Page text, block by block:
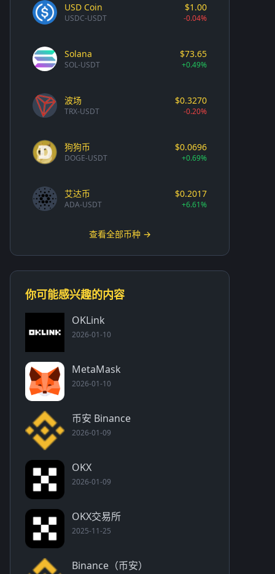
USD Coin
USDC-USDT
$1.00
-0.04%
Solana
SOL-USDT
$73.65
+0.49%
波场
TRX-USDT
$0.3270
-0.20%
狗狗币
DOGE-USDT
$0.0696
+0.69%
艾达币
ADA-USDT
$0.2017
+6.61%
查看全部币种 →
你可能感兴趣的内容
OKLink
2026-01-10
MetaMask
2026-01-10
币安 Binance
2026-01-09
OKX
2026-01-09
OKX交易所
2025-11-25
Binance（币安）